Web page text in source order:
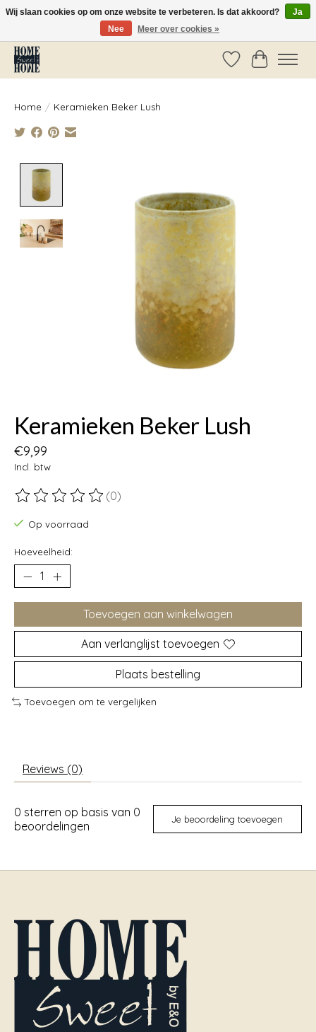
Vóór 14:00 besteld, dezelfde dag verzonden!
Verlanglijst
Home / Keramieken Beker Lush
Keramieken Beker Lush
€9,99
Incl. btw
De beoordeling van dit product is
(0)
Op voorraad
Hoeveelheid:
Toevoegen aan winkelwagen
Aan verlanglijst toevoegen
Plaats bestelling
Toevoegen om te vergelijken
Reviews (0)
0 sterren op basis van 0
beoordelingen
Je beoordeling toevoegen
Wij slaan cookies op om onze website te verbeteren. Is dat akkoord?
Ja
Nee
Meer over cookies »